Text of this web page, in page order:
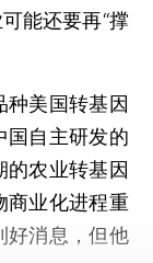
能还要再“撑
美国转基因
国自主研发的
农业转基因
商业化进程重
好消息，但他